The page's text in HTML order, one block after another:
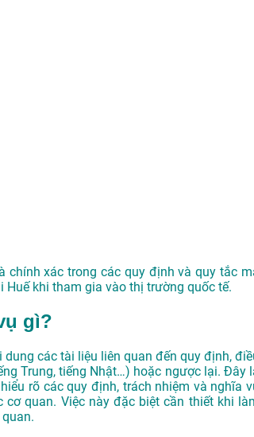
chính xác trong các quy định và quy tắc
khi tham gia vào thị trường quốc tế.
gì?
các tài liệu liên quan đến quy định,
Trung, tiếng Nhật…) hoặc ngược lại. Đây
rõ các quy định, trách nhiệm và nghĩa
quan. Việc này đặc biệt cần thiết khi